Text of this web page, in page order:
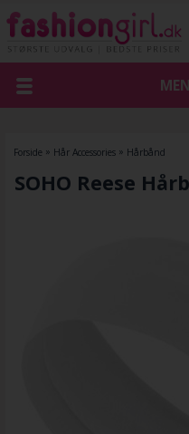
Forside » Hår Accessories» Hårbånd
SOHO Reese